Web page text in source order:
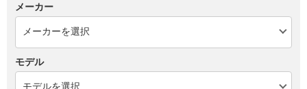
メーカー
モデル